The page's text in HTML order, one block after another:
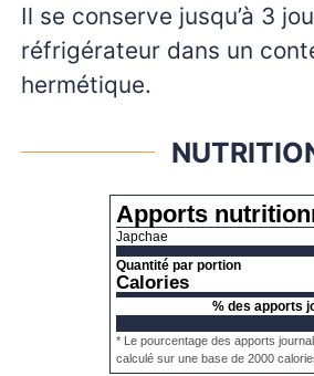
Il se conserve jusqu’à 3
réfrigérateur dans un
hermétique.
Apports
Japchae
Quantité par portion
Calories
% des apports
* Le pourcentage des apports
calculé sur une base de 2000